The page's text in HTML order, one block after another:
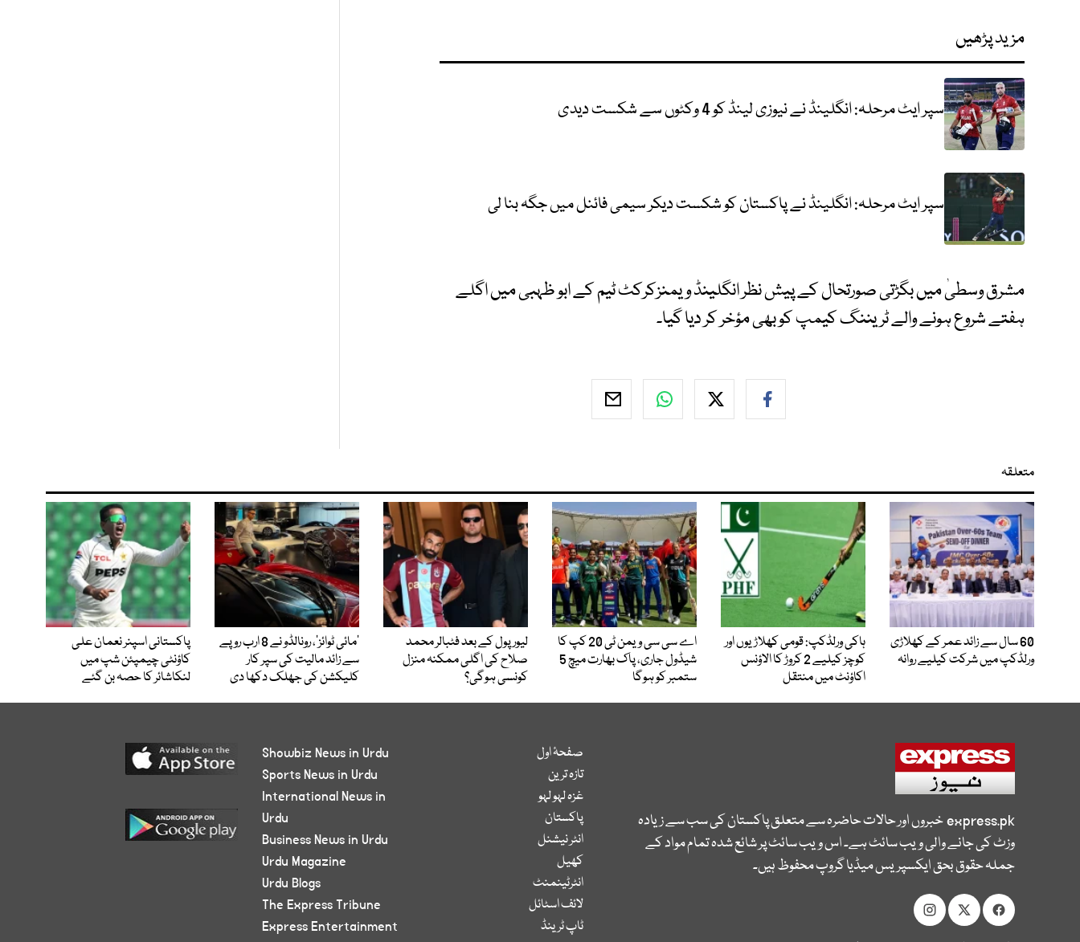
مزید پڑھیں
سپر ایٹ مرحلہ: انگلینڈ نے نیوزی لینڈ کو 4 وکٹوں سے شکست دیدی
سپر ایٹ مرحلہ: انگلینڈ نے پاکستان کو شکست دیکر سیمی فائنل میں جگہ بنا لی
مشرق وسطیٰ میں بگڑتی صورتحال کے پیش نظر انگلینڈ ویمنزکرکٹ ٹیم کے ابو ظہبی میں اگلے
ہفتے شروع ہونے والے ٹریننگ کیمپ کو بھی مؤخر کر دیا گیا۔
متعلقہ
60 سال سے زائد عمر کے کھلاڑی
ورلڈکپ میں شرکت کیلیے روانہ
ہاکی ورلڈکپ: قومی کھلاڑیوں اور
کوچز کیلیے 2 کروڑ کا الاؤنس
اکاؤنٹ میں منتقل
اے سی سی ویمن ٹی 20 کپ کا
شیڈول جاری، پاک بھارت میچ 5
ستمبر کو ہوگا
لیور پول کے بعد فٹبالر محمد
صلاح کی اگلی ممکنہ منزل
کونسی ہوگی؟
’مائی ٹوائز‘، رونالڈو نے 8 ارب روپے
سے زائد مالیت کی سپر کار
کلیکشن کی جھلک دکھا دی
پاکستانی اسپنر نعمان علی
کاؤنٹی چیمپئن شپ میں
لنکاشائر کا حصہ بن گئے
express.pkخبروں اور حالات حاضرہ سے متعلق پاکستان کی سب سے زیادہ
وزٹ کی جانے والی ویب سائٹ ہے۔ اس ویب سائٹ پر شائع شدہ تمام مواد کے
جملہ حقوق بحق ایکسپریس میڈیا گروپ محفوظ ہیں۔
صفحۂ اول
تازہ ترین
غزہ لہو لہو
پاکستان
انٹر نیشنل
کھیل
انٹرٹینمنٹ
لائف اسٹائل
ٹاپ ٹرینڈ
Showbiz News in Urdu
Sports News in Urdu
International News in
Urdu
Business News in Urdu
Urdu Magazine
Urdu Blogs
The Express Tribune
Express Entertainment